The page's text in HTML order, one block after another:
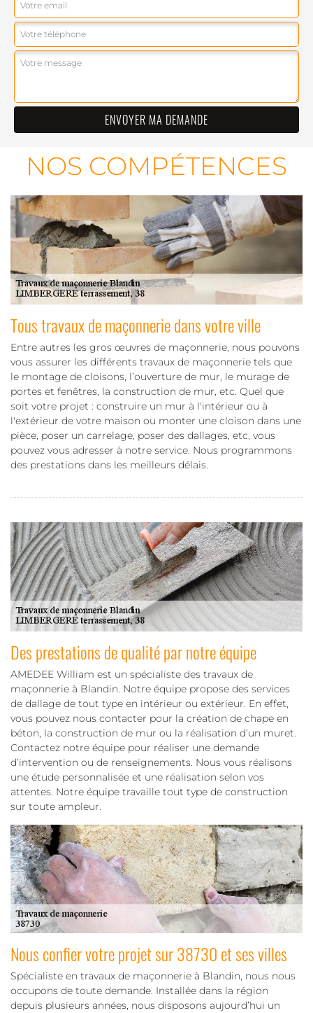
NOS COMPÉTENCES
Tous travaux de maçonnerie dans votre ville
Entre autres les gros œuvres de maçonnerie, nous pouvons
vous assurer les différents travaux de maçonnerie tels que
le montage de cloisons, l’ouverture de mur, le murage de
portes et fenêtres, la construction de mur, etc. Quel que
soit votre projet : construire un mur à l'intérieur ou à
l'extérieur de votre maison ou monter une cloison dans une
pièce, poser un carrelage, poser des dallages, etc, vous
pouvez vous adresser à notre service. Nous programmons
des prestations dans les meilleurs délais.
Des prestations de qualité par notre équipe
AMEDEE William est un spécialiste des travaux de
maçonnerie à Blandin. Notre équipe propose des services
de dallage de tout type en intérieur ou extérieur. En effet,
vous pouvez nous contacter pour la création de chape en
béton, la construction de mur ou la réalisation d’un muret.
Contactez notre équipe pour réaliser une demande
d’intervention ou de renseignements. Nous vous réalisons
une étude personnalisée et une réalisation selon vos
attentes. Notre équipe travaille tout type de construction
sur toute ampleur.
Nous confier votre projet sur 38730 et ses villes
Spécialiste en travaux de maçonnerie à Blandin, nous nous
occupons de toute demande. Installée dans la région
depuis plusieurs années, nous disposons aujourd’hui un